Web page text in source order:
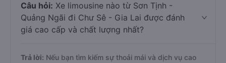
Câu hỏi: Xe limousine nào từ Sơn Tịnh -
Quảng Ngãi đi Chư Sê - Gia Lai được đánh
giá cao cấp và chất lượng nhất?
Trả lời: Nếu bạn tìm kiếm sự thoải mái và dịch vụ cao